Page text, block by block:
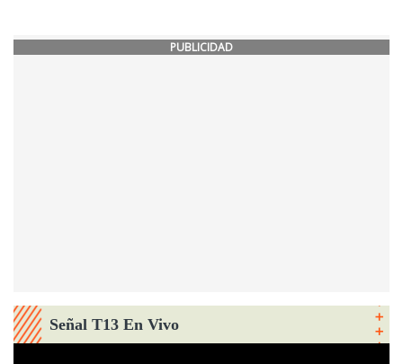
PUBLICIDAD
Señal T13 En Vivo